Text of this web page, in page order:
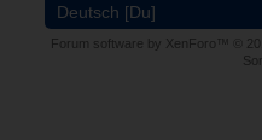
Deutsch [Du]
Forum software by XenForo™ ©